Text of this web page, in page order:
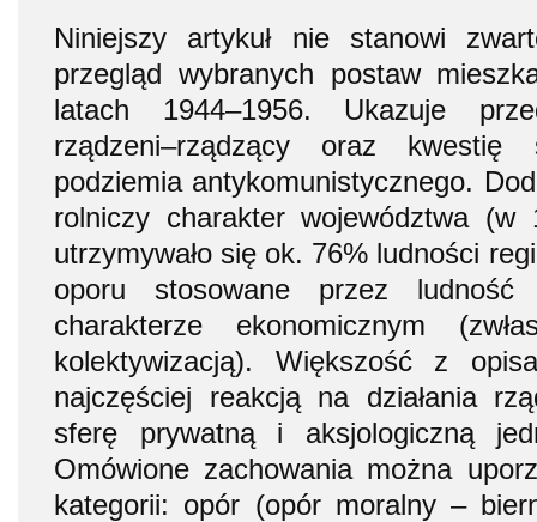
Niniejszy artykuł nie stanowi
przegląd wybranych postaw
latach 1944–1956. Ukazuje
rządzeni–rządzący oraz
podziemia antykomunistycznego.
rolniczy charakter województwa
utrzymywało się ok. 76% ludności
oporu stosowane przez
charakterze ekonomicznym
kolektywizacją). Większość z
najczęściej reakcją na działania
sferę prywatną i aksjologiczną
Omówione zachowania można
kategorii: opór (opór moralny –